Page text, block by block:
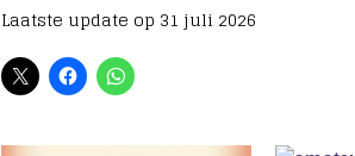
Laatste update op 31 juli 2026